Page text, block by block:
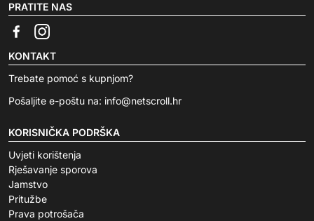
PRATITE NAS
KONTAKT
Trebate pomoć s kupnjom?
Pošaljite e-poštu na: info@netscroll.hr
KORISNIČKA PODRŠKA
Uvjeti korištenja
Rješavanje sporova
Jamstvo
Pritužbe
Prava potrošača